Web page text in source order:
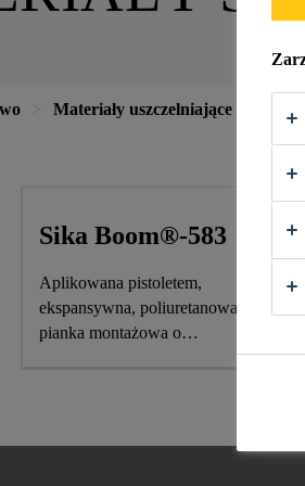
Materiały uszczelniające
Sika Boom®-583
Aplikowana pistoletem,
ekspansywna, poliuretanowa
pianka montażowa o